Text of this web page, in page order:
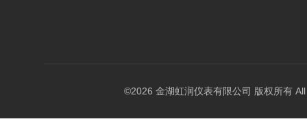
©2026 金湖虹润仪表有限公司 版权所有